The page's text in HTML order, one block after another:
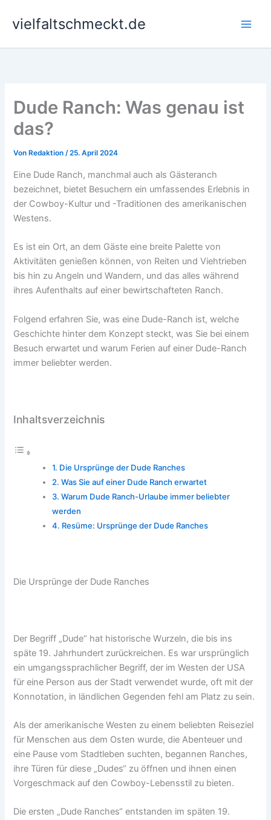
Inhaltvielfaltschmeckt.de
Dude Ranch: Was genau ist
das?
Von Redaktion/25. April 2024
Eine Dude Ranch, manchmal auch als Gästeranch
bezeichnet, bietet Besuchern ein umfassendes Erlebnis in
der Cowboy-Kultur und -Traditionen des amerikanischen
Westens.
Es ist ein Ort, an dem Gäste eine breite Palette von
Aktivitäten genießen können, von Reiten und Viehtrieben
bis hin zu Angeln und Wandern, und das alles während
ihres Aufenthalts auf einer bewirtschafteten Ranch.
Folgend erfahren Sie, was eine Dude-Ranch ist, welche
Geschichte hinter dem Konzept steckt, was Sie bei einem
Besuch erwartet und warum Ferien auf einer Dude-Ranch
immer beliebter werden.
Inhaltsverzeichnis
Die Ursprünge der Dude Ranches
Was Sie auf einer Dude Ranch erwartet
Warum Dude Ranch-Urlaube immer beliebter
werden
Resüme: Ursprünge der Dude Ranches
Die Ursprünge der Dude Ranches
Der Begriff „Dude“ hat historische Wurzeln, die bis ins
späte 19. Jahrhundert zurückreichen. Es war ursprünglich
ein umgangssprachlicher Begriff, der im Westen der USA
für eine Person aus der Stadt verwendet wurde, oft mit der
Konnotation, in ländlichen Gegenden fehl am Platz zu sein.
Als der amerikanische Westen zu einem beliebten Reiseziel
für Menschen aus dem Osten wurde, die Abenteuer und
eine Pause vom Stadtleben suchten, begannen Ranches,
ihre Türen für diese „Dudes“ zu öffnen und ihnen einen
Vorgeschmack auf den Cowboy-Lebensstil zu bieten.
Die ersten „Dude Ranches“ entstanden im späten 19.